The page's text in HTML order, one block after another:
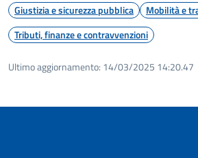
Giustizia e sicurezza pubblica
Mobilità e
Tributi, finanze e contravvenzioni
Ultimo aggiornamento: 14/03/2025 14:20.47